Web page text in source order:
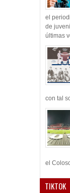
el
de
últimas
con tal
el
TIKTOK